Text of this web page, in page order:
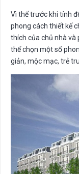
Vì thế trước khi tính
phong cách thiết kế
thích của chủ nhà và
thể chọn một số
giản, mộc mạc, trẻ